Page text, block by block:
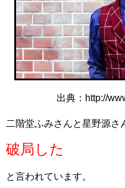
出典：http://
二階堂ふみさんと星野源さ
破局した
と言われています。